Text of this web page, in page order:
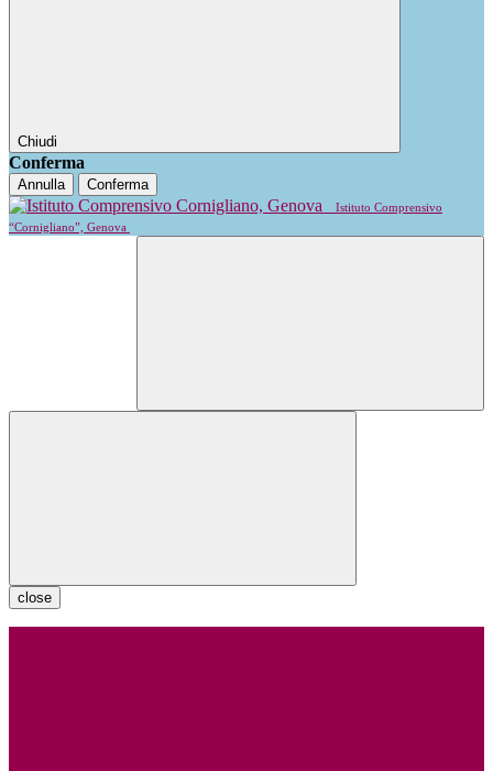
Chiudi
Conferma
Annulla Conferma
Istituto Comprensivo
“Cornigliano”, Genova
close